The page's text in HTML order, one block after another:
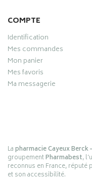
COMPTE
Identification
Mes commandes
Mon panier
Mes favoris
Ma messagerie
Lapharmacie Cayeux Berck
groupementPharmabest,
reconnus en France,
et son accessibilité.